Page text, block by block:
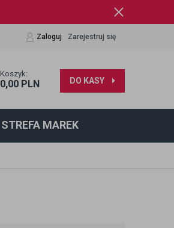
Zaloguj Zarejestruj się
Koszyk:
0,00 PLN DO KASY
STREFA MAREK